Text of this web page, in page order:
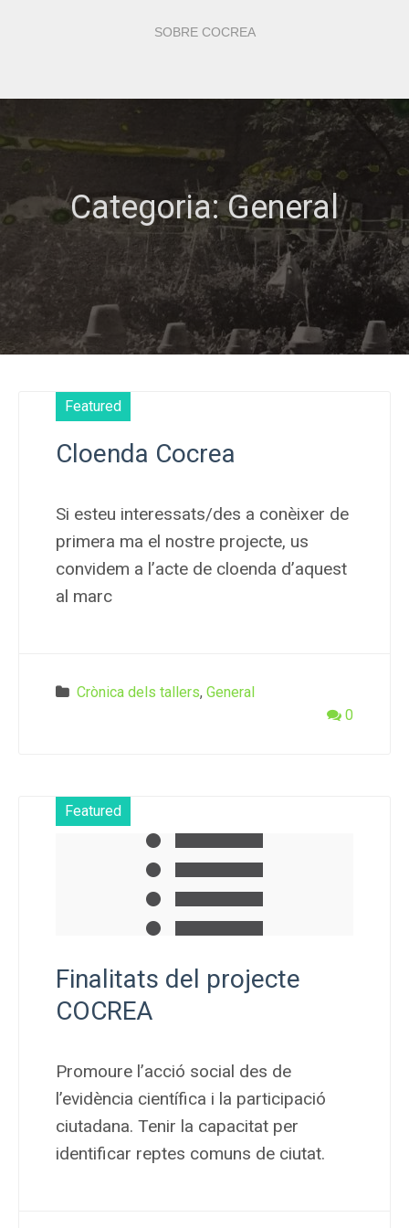
SOBRE COCREA
Categoria: General
Featured
Cloenda Cocrea
Si esteu interessats/des a conèixer de
primera ma el nostre projecte, us
convidem a l’acte de cloenda d’aquest
al marc
Crònica dels tallers, General
0
Featured
Finalitats del projecte
COCREA
Promoure l’acció social des de
l’evidència científica i la participació
ciutadana. Tenir la capacitat per
identificar reptes comuns de ciutat.